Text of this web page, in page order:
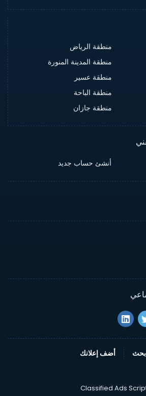
منطقة الرياض
منطقة المدينة المنورة
منطقة عسير
منطقة الباحة
منطقة جازان
أنشئ حساب جديد
بحث أضف إعلانك
Classified Ads